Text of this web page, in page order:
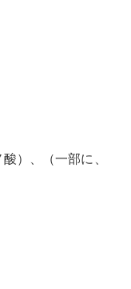
）、（一部に、